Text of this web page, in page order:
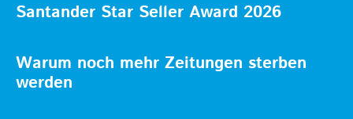
Santander Star Seller Award 2026
Warum noch mehr Zeitungen sterben
werden